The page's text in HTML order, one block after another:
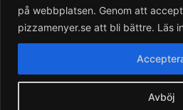
på webbplatsen. Genom att
pizzamenyer.se att bli bättre. Läs
Avböj
Saknar du din pizzeria?
Skapa gratis
Läs om
Artiklar &
Rensa